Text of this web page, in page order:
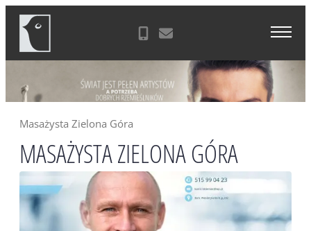
Skip
content
Agencja Reklamowa Zielona Góra
Masażysta Zielona Góra
MASAŻYSTA ZIELONA GÓRA